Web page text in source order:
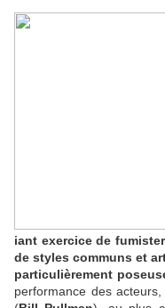
iant exercice de
de styles communs et
particulièrement
performance des